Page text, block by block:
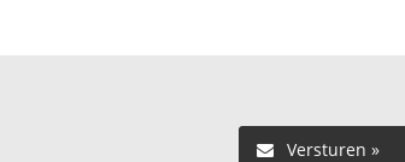
Versturen »